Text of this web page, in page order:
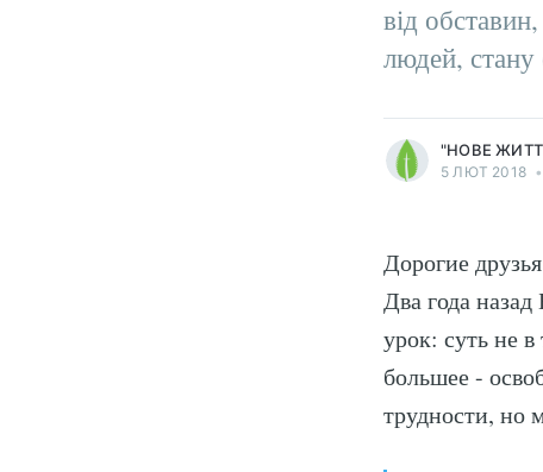
від
людей,
"НОВЕ
5 ЛЮТ 2018 •
Дорогие
Два года
урок: суть не
большее -
трудности, но